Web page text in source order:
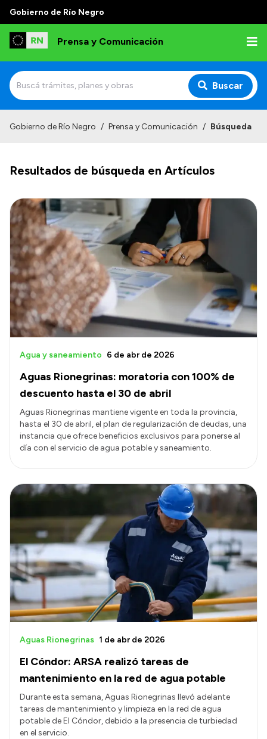
Gobierno de Río Negro
Prensa y Comunicación
Buscar
Autoridades
Referentes de prensa
Archivo de noticias
Transparencia
Presupuesto
Boletín Oficial
Compras y licitaciones
Consulta de expedientes
Convocatorias
Intranet
Login
Gobierno de Río Negro / Prensa y Comunicación / Búsqueda
Resultados de búsqueda en Artículos
Aguas Rionegrinas: moratoria con 100% de
descuento hasta el 30 de abril
Agua y saneamiento 6 de abr de 2026
Aguas Rionegrinas mantiene vigente en toda la provincia,
hasta el 30 de abril, el plan de regularización de deudas, una
instancia que ofrece beneficios exclusivos para ponerse al
día con el servicio de agua potable y saneamiento.
El Cóndor: ARSA realizó tareas de
mantenimiento en la red de agua potable
Aguas Rionegrinas 1 de abr de 2026
Durante esta semana, Aguas Rionegrinas llevó adelante
tareas de mantenimiento y limpieza en la red de agua
potable de El Cóndor, debido a la presencia de turbiedad
en el servicio.